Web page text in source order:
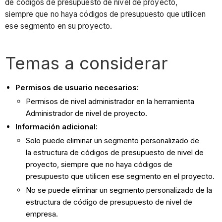
de códigos de presupuesto de nivel de proyecto,
siempre que no haya códigos de presupuesto que utilicen
ese segmento en su proyecto.
Temas a considerar
Permisos de usuario necesarios:
Permisos de nivel administrador en la herramienta
Administrador de nivel de proyecto.
Información adicional:
Solo puede eliminar un segmento personalizado de
la estructura de códigos de presupuesto de nivel de
proyecto, siempre que no haya códigos de
presupuesto que utilicen ese segmento en el proyecto.
No se puede eliminar un segmento personalizado de la
estructura de código de presupuesto de nivel de
empresa.